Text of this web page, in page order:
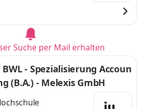
Suche per Mail erhalten
- Spezialisierung Accoun
(B.A.) - Melexis GmbH